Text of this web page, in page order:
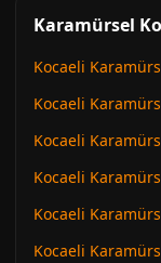
Karamürsel
Kocaeli
Kocaeli
Kocaeli
Kocaeli
Kocaeli
Kocaeli